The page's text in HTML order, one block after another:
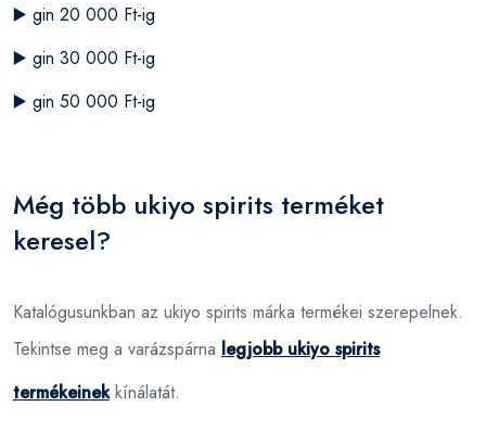
▶️ gin 20 000 Ft-ig
▶️ gin 30 000 Ft-ig
▶️ gin 50 000 Ft-ig
Még több ukiyo spirits terméket
keresel?
Katalógusunkban az ukiyo spirits márka termékei szerepelnek.
Tekintse meg a varázspárna legjobb ukiyo spirits
termékeinekkínálatát.